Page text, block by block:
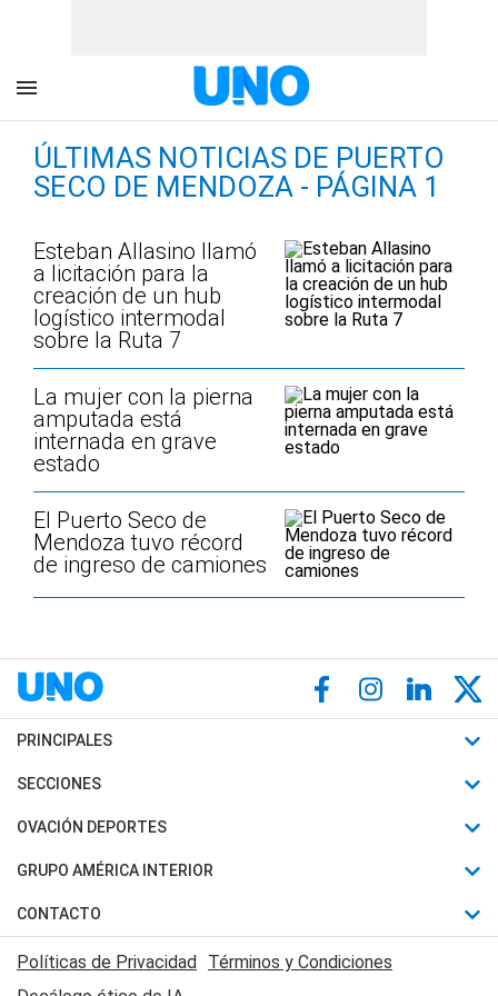
ÚLTIMAS NOTICIAS DE PUERTO
SECO DE MENDOZA - PÁGINA 1
Esteban Allasino llamó
a licitación para la
creación de un hub
logístico intermodal
sobre la Ruta 7
La mujer con la pierna
amputada está
internada en grave
estado
El Puerto Seco de
Mendoza tuvo récord
de ingreso de camiones
PRINCIPALES
Últimas Noticias
Política
Judiciales
Economia
SECCIONES
Horóscopo
Motores
Trucos caseros
Series y Películas
OVACIÓN DEPORTES
Fútbol
Mundial
Automovilismo
Rugby
GRUPO AMÉRICA INTERIOR
Canal 7 en Vivo
CONTACTO
Acerca de Nosotros
Contactanos
Políticas de Privacidad Términos y Condiciones